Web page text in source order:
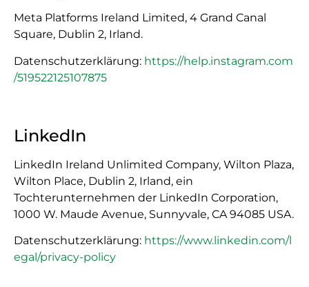
Meta Platforms Ireland Limited, 4 Grand Canal
Square, Dublin 2, Irland.
Datenschutzerklärung: https://help.instagram.com
/519522125107875
LinkedIn
LinkedIn Ireland Unlimited Company, Wilton Plaza,
Wilton Place, Dublin 2, Irland, ein
Tochterunternehmen der LinkedIn Corporation,
1000 W. Maude Avenue, Sunnyvale, CA 94085 USA.
Datenschutzerklärung: https://www.linkedin.com/l
egal/privacy-policy